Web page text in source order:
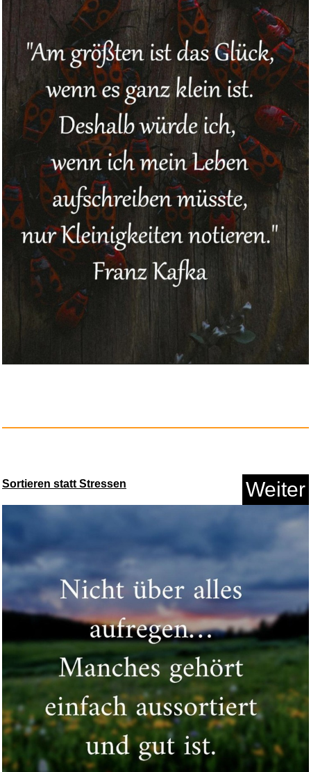
YPBEW Ersatz LED Lichtplatine
...
Anzeige
Die kleine Hummel Bommel
(Papp...
Anzeige
Sortieren statt Stressen Weiter